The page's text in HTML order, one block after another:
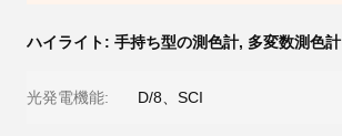
ハイライト: 手持ち型の測色計, 多変数測色計
光発電機能: D/8、SCI